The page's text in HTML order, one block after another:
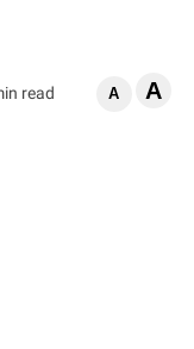
read A A